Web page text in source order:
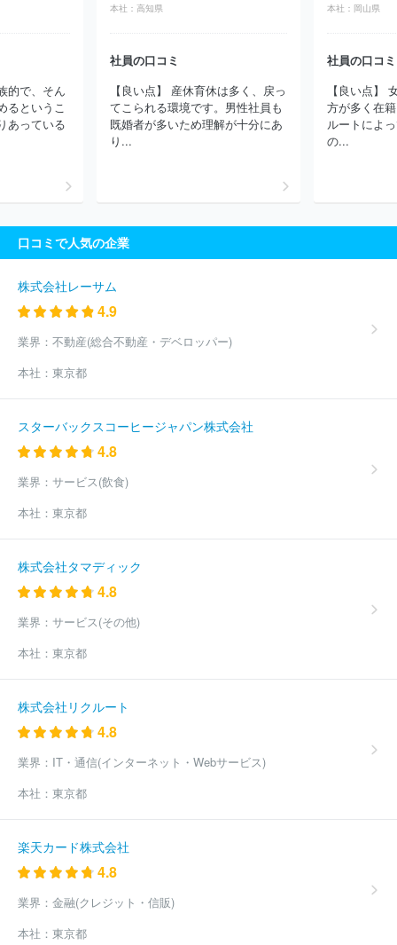
株式会社いなげや
株式会社ウオロ
株式会社リウボウストア
有限会社アンプーファム
株式会社ダイ
的で、そん
るというこ
あっている
本社： 高知県
社員の口コミ
【良い点】 産休育休は多く、戻っ
てこられる環境です。男性社員も
既婚者が多いため理解が十分にあ
り...
本社： 岡山県
社員の口コミ
【良い点】
方が多く在
ルートによ
の...
口コミで人気の企業
株式会社レーサム
4.9
業界： 不動産(総合不動産・デベロッパー)
本社： 東京都
スターバックスコーヒージャパン株式会社
4.8
業界： サービス(飲食)
本社： 東京都
株式会社タマディック
4.8
業界： サービス(その他)
本社： 東京都
株式会社リクルート
4.8
業界： IT・通信(インターネット・Webサービス)
本社： 東京都
楽天カード株式会社
4.8
業界： 金融(クレジット・信販)
本社： 東京都